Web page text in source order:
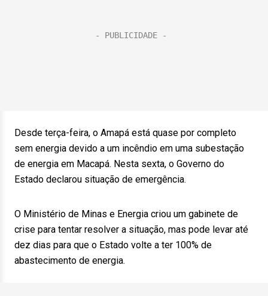
Desde terça-feira, o Amapá está quase por completo
sem energia devido a um incêndio em uma subestação
de energia em Macapá. Nesta sexta, o Governo do
Estado declarou situação de emergência.
O Ministério de Minas e Energia criou um gabinete de
crise para tentar resolver a situação, mas pode levar até
dez dias para que o Estado volte a ter 100% de
abastecimento de energia.